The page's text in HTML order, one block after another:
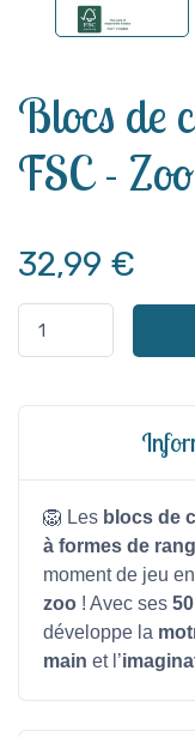
Blocs de
FSC - Zoo
32,99 €
🦁 Les blocs de
à formes de
moment de jeu
zoo ! Avec ses
développe la
main et l’